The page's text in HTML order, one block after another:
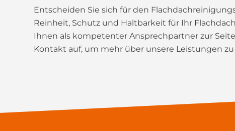
Entscheiden Sie sich für den
Reinheit, Schutz und Haltbarkeit für Ihr
Ihnen als kompetenter Ansprechpartner zur
Kontakt auf, um mehr über unsere Leistungen